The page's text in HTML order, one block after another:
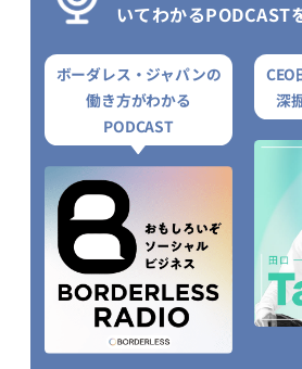
いてわかるPODCAST
ボーダレス・ジャパンの
働き方がわかる
PODCAST
CEO
深